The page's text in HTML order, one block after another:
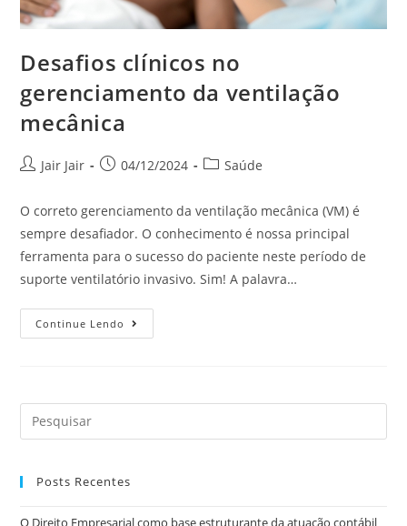
Desafios clínicos no
gerenciamento da ventilação
mecânica
Jair Jair 04/12/2024 Saúde
O correto gerenciamento da ventilação mecânica (VM) é
sempre desafiador. O conhecimento é nossa principal
ferramenta para o sucesso do paciente neste período de
suporte ventilatório invasivo. Sim! A palavra…
Continue Lendo
Posts Recentes
O Direito Empresarial como base estruturante da atuação contábil